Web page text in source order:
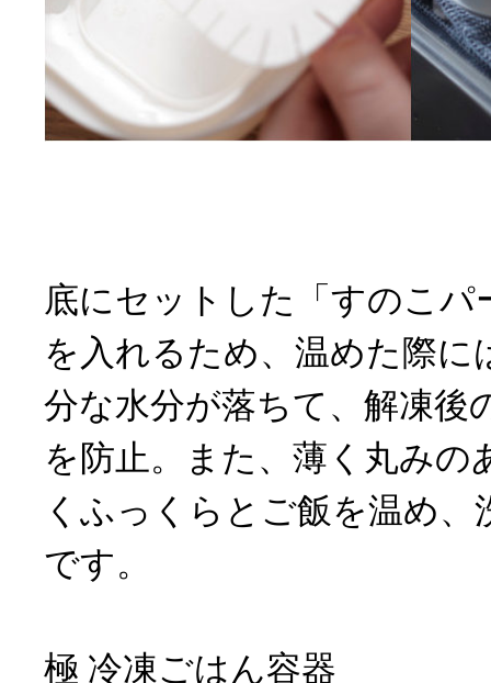
底にセットした「すのこパ
を入れるため、温めた際に
分な水分が落ちて、解凍後
を防止。また、薄く丸みの
くふっくらとご飯を温め
です。
極 冷凍ごはん容器